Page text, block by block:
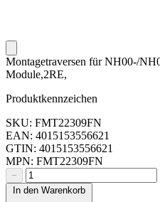
Montagetraversen für NH00-/
Module,2RE,
Produktkennzeichen
SKU: FMT22309FN
EAN: 4015153556621
GTIN: 4015153556621
MPN: FMT22309FN
−
In den Warenkorb